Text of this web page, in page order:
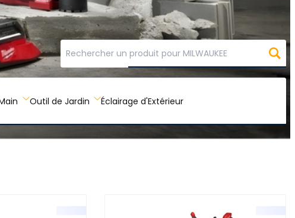
Outil de Jardin Éclairage d'Extérieur